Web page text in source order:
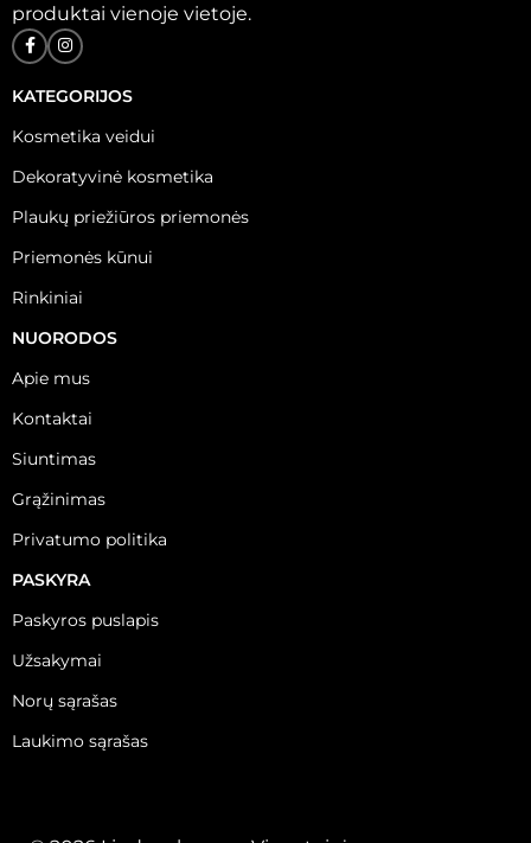
produktai vienoje vietoje.
KATEGORIJOS
Kosmetika veidui
Dekoratyvinė kosmetika
Plaukų priežiūros priemonės
Priemonės kūnui
Rinkiniai
NUORODOS
Apie mus
Kontaktai
Siuntimas
Grąžinimas
Privatumo politika
PASKYRA
Paskyros puslapis
Užsakymai
Norų sąrašas
Laukimo sąrašas